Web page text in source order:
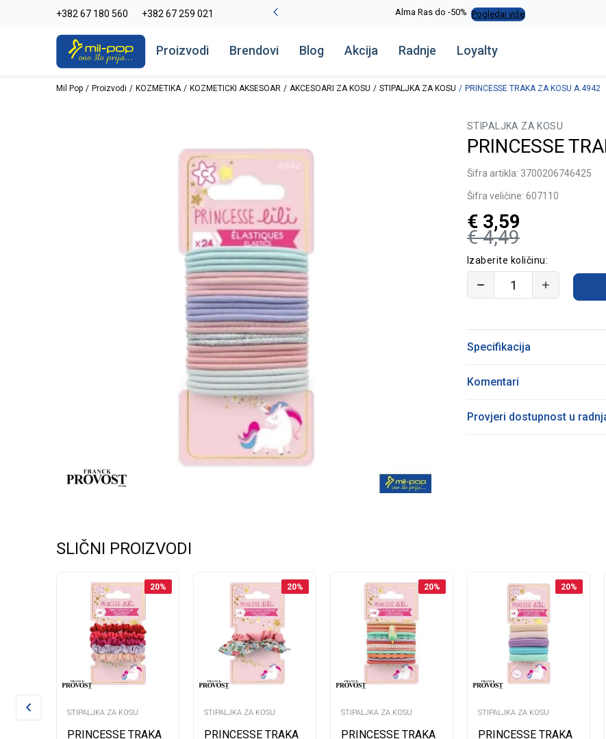
+382 67 180 560 +382 67 259 021
La Plage peškiri do -30% Pogledaj više Alma Ras do -50% Pogledaj više
Proizvodi Brendovi Blog Akcija Radnje Loyalty
Mil Pop Proizvodi KOZMETIKA KOZMETICKI AKSESOAR AKCESOARI ZA KOSU STIPALJKA ZA KOSU PRINCESSE TRAKA ZA KOSU A.4942
STIPALJKA ZA KOSU
PRINCESSE
Šifra artikla: 3700206746425
Šifra veličine: 607110
€ 4,49
€ 3,59
Izaberite količinu:
Specifikacija
Komentari
Provjeri dostupnost u
SLIČNI PROIZVODI
20%
STIPALJKA ZA KOSU
PRINCESSE TRAKA
20%
STIPALJKA ZA KOSU
PRINCESSE TRAKA
20%
STIPALJKA ZA KOSU
PRINCESSE TRAKA
20%
STIPALJKA ZA KOSU
PRINCESSE TRAKA